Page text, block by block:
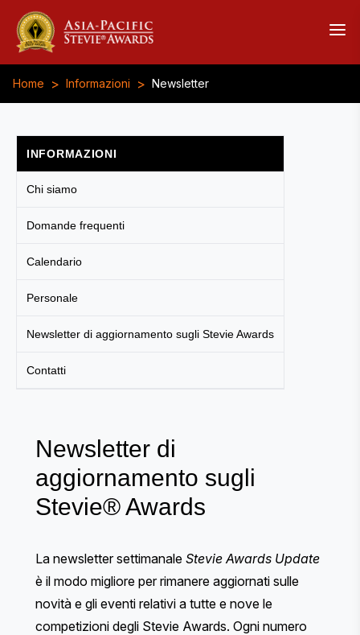
Home > Informazioni > Newsletter
INFORMAZIONI
Chi siamo
Domande frequenti
Calendario
Personale
Newsletter di aggiornamento sugli Stevie Awards
Contatti
Newsletter di
aggiornamento sugli
Stevie® Awards
La newsletter settimanale Stevie Awards Update
è il modo migliore per rimanere aggiornati sulle
novità e gli eventi relativi a tutte e nove le
competizioni degli Stevie Awards. Ogni numero